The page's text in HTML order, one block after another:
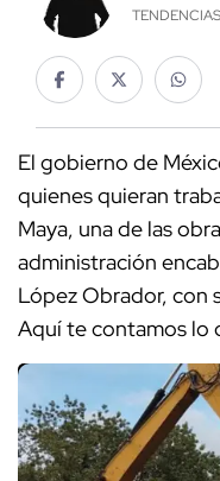
TENDENCIAS
El gobierno de
quienes quieran
Maya, una de las
administración
López Obrador, con
Aquí te contamos lo